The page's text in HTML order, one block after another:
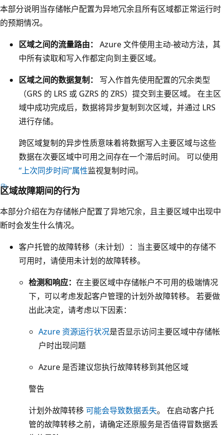
S
框
。
标
为
异
地
复
的
箭
头
从
主
要
区
域
中
存
中
包
存
储
帐
户
和
标
为
副
本
1
副
本
2
和
本
本部分说明当存储帐户配置为异地冗余且所有区域都正常运行时
的预期情况。
区域之间的流量路由：
Azure 文件使用主动-被动方法，其
中所有读取和写入作都定向到主要区域。
区域之间的数据复制：
写入作首先使用配置的冗余类型
（GRS 的 LRS 或 GZRS 的 ZRS）提交到主要区域。 在主区
域中成功完成后，数据将异步复制到次区域，并通过 LRS
进行存储。
跨区域复制的异步性质意味着将数据写入主要区域与这些
数据在次要区域中可用之间存在一个滞后时间。 可以使用
“上次同步时间”属性监视复制时间。
区域故障期间的行为
本部分介绍在为存储帐户配置了异地冗余，且主要区域中出现中
断时会发生什么情况。
客户托管的故障转移（未计划）：当主要区域中的存储不
可用时，请使用未计划的故障转移。
检测和响应： 在主要区域中存储帐户不可用的极端情况
下，可以考虑发起客户管理的计划外故障转移。 若要做
出此决定，请考虑以下因素：
Azure 资源运行状况是否显示访问主要区域中存储帐
户时出现问题
Azure 是否建议您执行故障转移到其他区域
警告
计划外故障转移可能会导致数据丢失。 在启动客户托
管的故障转移之前，请确定还原服务是否值得冒数据丢